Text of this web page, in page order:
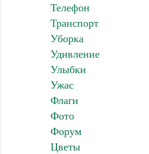
Телефон
Транспорт
Уборка
Удивление
Улыбки
Ужас
Флаги
Фото
Форум
Цветы